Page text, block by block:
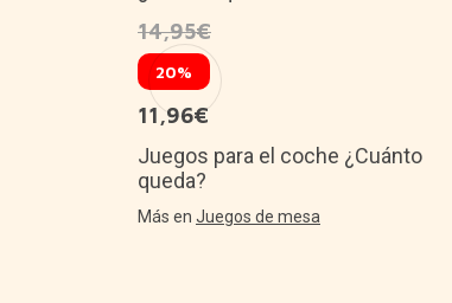
14,95€
20%
11,96€
Juegos para el coche ¿Cuánto
queda?
Más en Juegos de mesa